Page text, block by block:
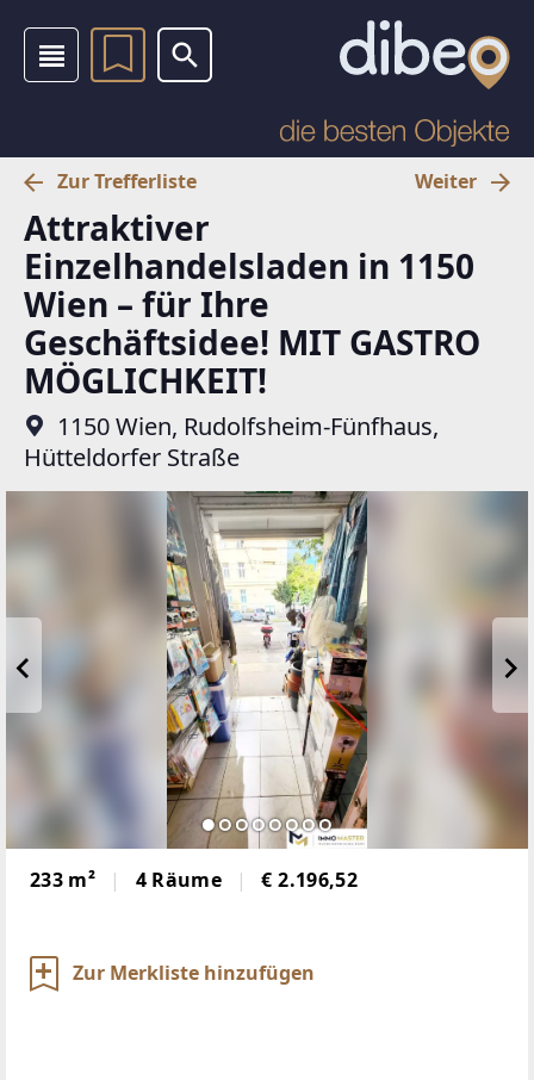
Zur Trefferliste Weiter
Attraktiver
Einzelhandelsladen in 1150
Wien – für Ihre
Geschäftsidee! MIT GASTRO
MÖGLICHKEIT!
1150 Wien, Rudolfsheim-Fünfhaus,
Hütteldorfer Straße
233 m² 4 Räume € 2.196,52
Zur Merkliste hinzufügen